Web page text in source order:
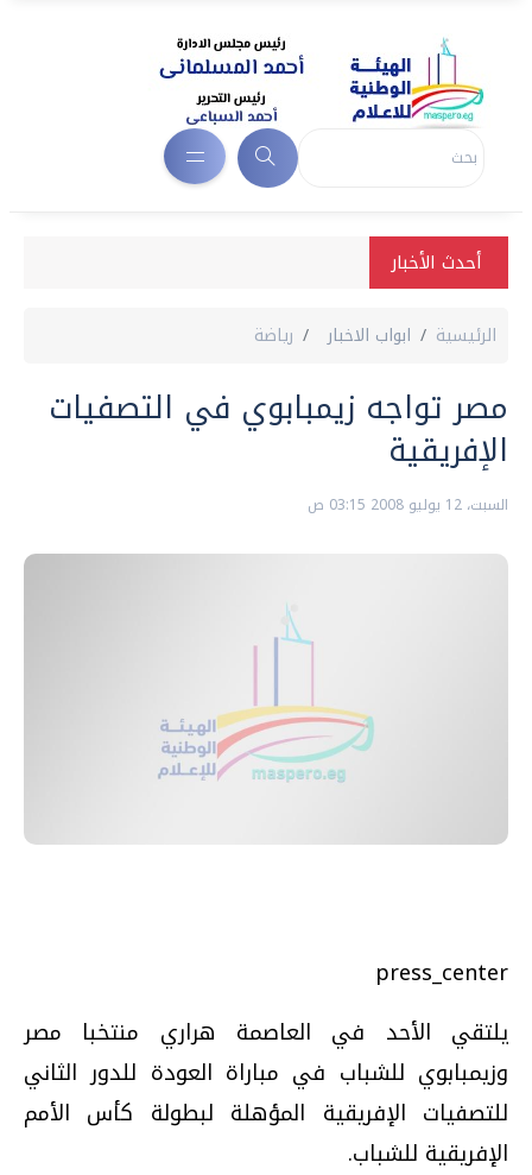
أحدث الأخبار
الرئيسية ابواب الاخبار رياضة
مصر تواجه زيمبابوي في التصفيات
الإفريقية
السبت، 12 يوليو 2008 03:15 ص
press_center
يلتقي الأحد في العاصمة هراري منتخبا مصر
وزيمبابوي للشباب في مباراة العودة للدور الثاني
للتصفيات الإفريقية المؤهلة لبطولة كأس الأمم
الإفريقية للشباب.